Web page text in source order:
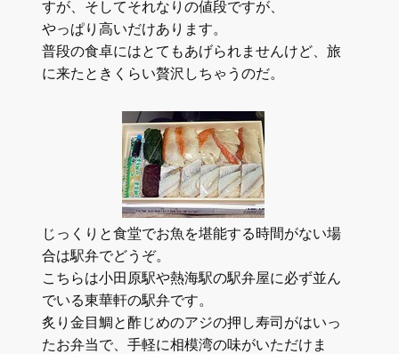
すが、そしてそれなりの値段ですが、
やっぱり高いだけあります。
普段の食卓にはとてもあげられませんけど、旅
に来たときくらい贅沢しちゃうのだ。
じっくりと食堂でお魚を堪能する時間がない場
合は駅弁でどうぞ。
こちらは小田原駅や熱海駅の駅弁屋に必ず並ん
でいる東華軒の駅弁です。
炙り金目鯛と酢じめのアジの押し寿司がはいっ
たお弁当で、手軽に相模湾の味がいただけま